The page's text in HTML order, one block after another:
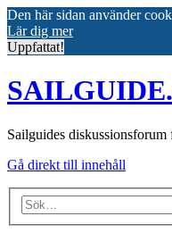
Den här sidan använder
Lär dig mer
Uppfattat!
Sailguides diskussionsforum
Gå direkt till innehåll